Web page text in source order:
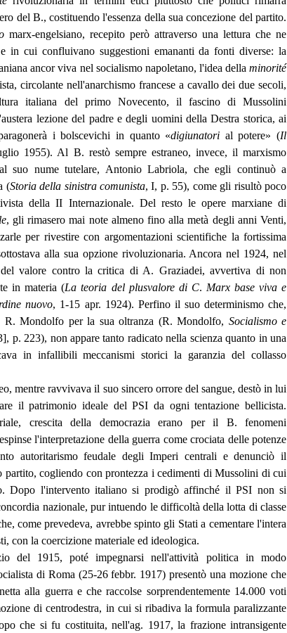
del B., costituendo l'essenza della sua concezione del partito.
marx-engelsiano, recepito però attraverso una lettura che ne
in cui confluivano suggestioni emananti da fonti diverse: la
ancor viva nel socialismo napoletano, l'idea della minorité
circolante nell'anarchismo francese a cavallo dei due secoli,
italiana del primo Novecento, il fascino di Mussolini
lezione del padre e degli uomini della Destra storica, ai
i bolscevichi in quanto «digiunatori al potere» (Il
1955). Al B. restò sempre estraneo, invece, il marxismo
suo nume tutelare, Antonio Labriola, che egli continuò a
(Storia della sinistra comunista, I, p. 55), come gli risultò poco
della II Internazionale. Del resto le opere marxiane di
, gli rimasero mai note almeno fino alla metà degli anni Venti,
per rivestire con argomentazioni scientifiche la fortissima
alla sua opzione rivoluzionaria. Ancora nel 1924, nel
valore contro la critica di A. Graziadei, avvertiva di non
in materia (La teoria del plusvalore di C. Marx base viva e
nuovo, 1-15 apr. 1924). Perfino il suo determinismo che,
R. Mondolfo per la sua oltranza (R. Mondolfo, Socialismo e
p. 223), non appare tanto radicato nella scienza quanto in una
in infallibili meccanismi storici la garanzia del collasso
mentre ravvivava il suo sincero orrore del sangue, destò in lui
il patrimonio ideale del PSI da ogni tentazione bellicista.
crescita della democrazia erano per il B. fenomeni
l'interpretazione della guerra come crociata delle potenze
autoritarismo feudale degli Imperi centrali e denunciò il
partito, cogliendo con prontezza i cedimenti di Mussolini di cui
Dopo l'intervento italiano si prodigò affinché il PSI non si
nazionale, pur intuendo le difficoltà della lotta di classe
come prevedeva, avrebbe spinto gli Stati a cementare l'intera
con la coercizione materiale ed ideologica.
del 1915, poté impegnarsi nell'attività politica in modo
di Roma (25-26 febbr. 1917) presentò una mozione che
alla guerra e che raccolse sorprendentemente 14.000 voti
di centrodestra, in cui si ribadiva la formula paralizzante
che si fu costituita, nell'ag. 1917, la frazione intransigente